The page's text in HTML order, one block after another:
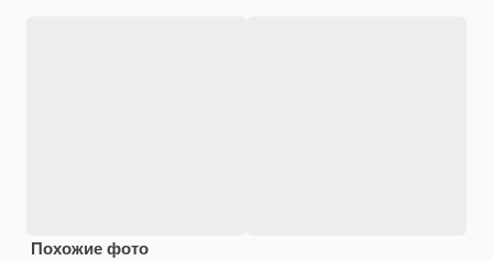
Похожие фото